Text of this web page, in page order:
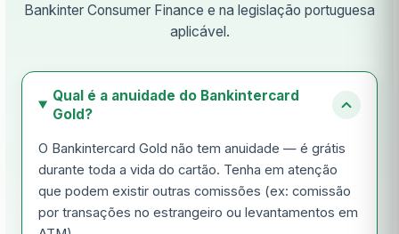
Bankinter Consumer Finance e na legislação portuguesa
aplicável.
Qual é a anuidade do Bankintercard
Gold?
O Bankintercard Gold não tem anuidade — é grátis
durante toda a vida do cartão. Tenha em atenção
que podem existir outras comissões (ex: comissão
por transações no estrangeiro ou levantamentos em